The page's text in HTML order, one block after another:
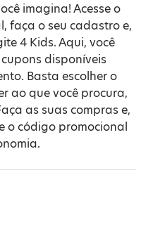
imagina! Acesse o
faça o seu cadastro e,
4 Kids. Aqui, você
disponíveis
Basta escolher o
ao que você procura,
as suas compras e,
o código promocional